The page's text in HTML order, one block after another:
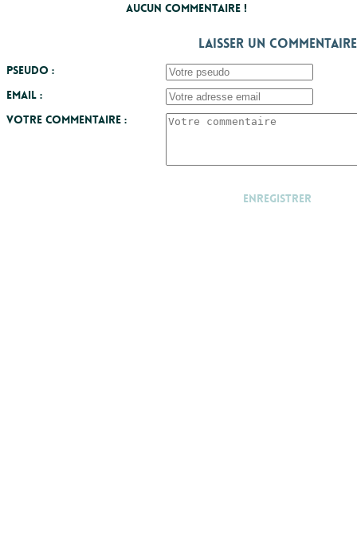
Aucun commentaire !
Laisser un commentaire
Pseudo :
Email :
Votre commentaire :
Enregistrer